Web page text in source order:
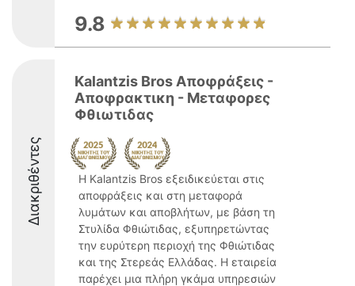
9.8
Διακριθέντες
Kalantzis Bros Αποφράξεις -
Αποφρακτικη - Μεταφορες
Φθιωτιδας
Η Kalantzis Bros εξειδικεύεται στις
αποφράξεις και στη μεταφορά
λυμάτων και αποβλήτων, με βάση τη
Στυλίδα Φθιώτιδας, εξυπηρετώντας
την ευρύτερη περιοχή της Φθιώτιδας
και της Στερεάς Ελλάδας. Η εταιρεία
παρέχει μια πλήρη γκάμα υπηρεσιών